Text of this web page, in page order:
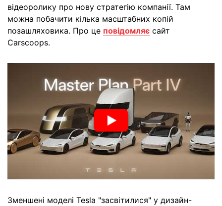
відеоролику про нову стратегію компанії. Там
можна побачити кілька масштабних копій
позашляховика. Про це повідомляє сайт
Carscoops.
Зменшені моделі Tesla "засвітилися" у дизайн-